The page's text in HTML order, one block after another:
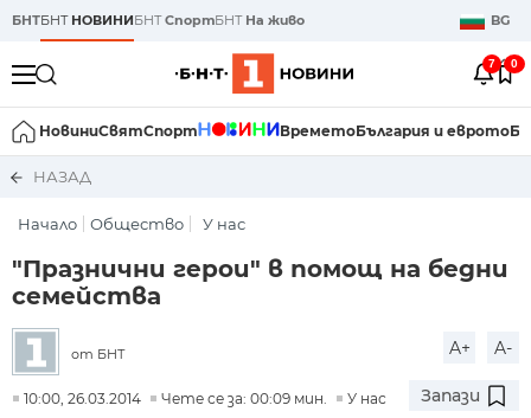
БНТБНТ НОВИНИБНТСпортБНТ На живо BG
7 0
НовиниСвятСпорт ВреметоБългария и еврото
НАЗАД
Начало Общество У нас
"Празнични герои" в помощ на бедни
семейства
от БНТ A+ A-
10:00, 26.03.2014 Чете се за: 00:09 мин. У нас Запази